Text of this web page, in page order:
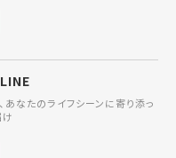
あなたのライフシーンに寄り添っ